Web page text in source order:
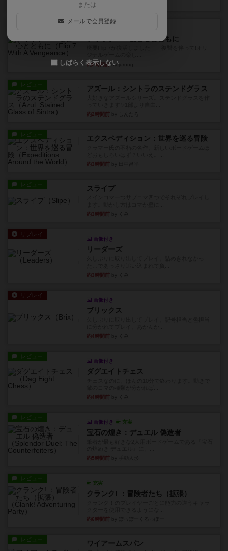
約1時間前
ルール/インスト
フリップ７：復讐心とともに
約2時間前by jurong
レビュー アズール：シントラのステンドグラス
約2時間前
レビュー エクスペディション：世界を巡る冒険
約3時間前
レビュー スライプ
約3時間前
リプレイ
画像付き
リーダーズ
約3時間前
リプレイ
画像付き
ブリックス
約4時間前
レビュー
画像付き
ダグエイトチェス
約4時間前
レビュー
画像付き 充実
宝石の煌き：デュエル 偽造者
約5時間前
レビュー
充実
クランク! ：冒険者たち（拡張）
約6時間前
レビュー ワイアームスパン
または
メールで会員登録
しばらく表示しない